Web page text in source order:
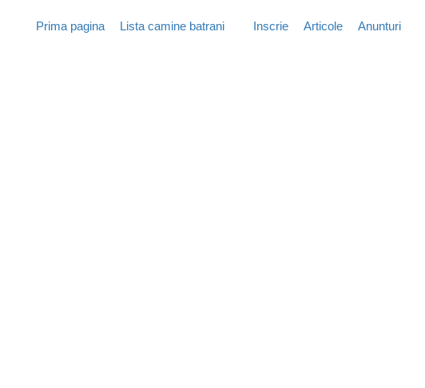
Prima pagina Lista camine batrani Inscrie Articole Anunturi